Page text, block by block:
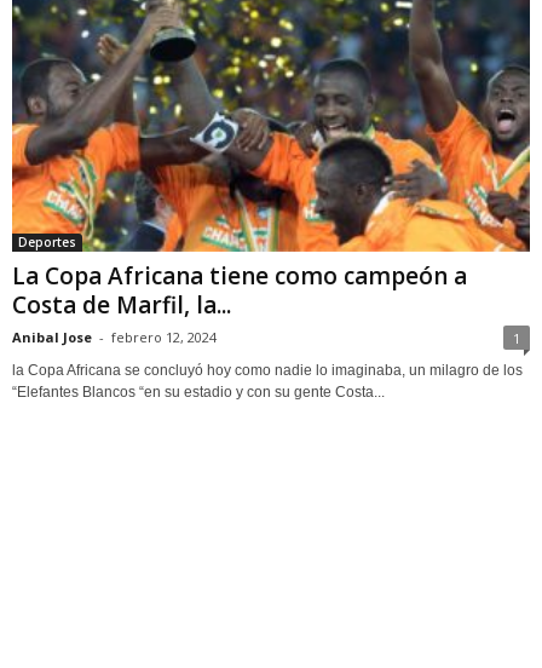
Deportes
La Copa Africana tiene como campeón a
Costa de Marfil, la...
Anibal Jose - febrero 12, 2024 1
la Copa Africana se concluyó hoy como nadie lo imaginaba, un milagro de los
“Elefantes Blancos “en su estadio y con su gente Costa...